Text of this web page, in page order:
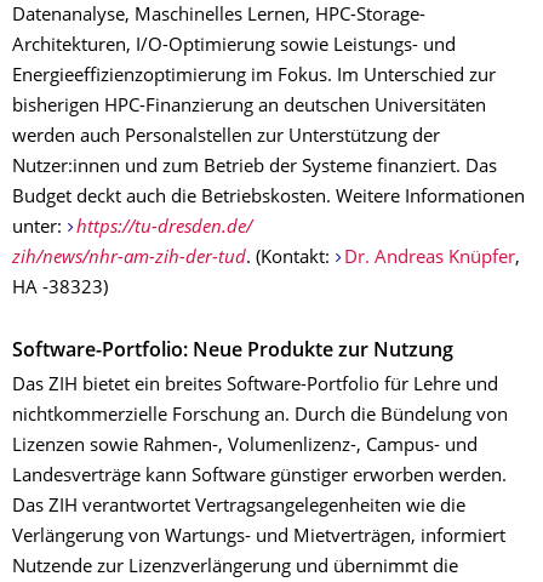
Datenanalyse, Maschinelles Lernen, HPC-Storage-
Architekturen, I/O-Optimierung sowie Leistungs- und
Energieeffizienzoptimierung im Fokus. Im Unterschied zur
bisherigen HPC-Finanzierung an deutschen Universitäten
werden auch Personalstellen zur Unterstützung der
Nutzer:innen und zum Betrieb der Systeme finanziert. Das
Budget deckt auch die Betriebskosten. Weitere Informationen
unter:
https://tu-dresden.de/
zih/news/nhr-am-zih-der-tud. (Kontakt: Dr. Andreas Knüpfer,
HA -38323)
Software-Portfolio: Neue Produkte zur Nutzung
Das ZIH bietet ein breites Software-Portfolio für Lehre und
nichtkommerzielle Forschung an. Durch die Bündelung von
Lizenzen sowie Rahmen-, Volumenlizenz-, Campus- und
Landesverträge kann Software günstiger erworben werden.
Das ZIH verantwortet Vertragsangelegenheiten wie die
Verlängerung von Wartungs- und Mietverträgen, informiert
Nutzende zur Lizenzverlängerung und übernimmt die